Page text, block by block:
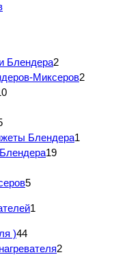
Блендера2
Миксеров2
Блендера1
19
5
1
)44
2